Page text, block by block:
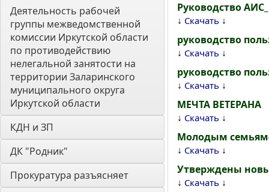
Деятельность рабочей
группы межведомственной
комиссии Иркутской области
по противодействию
нелегальной занятости на
территории Заларинского
муниципального округа
Иркутской области
КДН и ЗП
ДК "Родник"
Прокуратура разъясняет
Руководство
↓ Скачать ↓
руководство
↓ Скачать ↓
руководство
↓ Скачать ↓
МЕЧТА ВЕТЕРАНА
↓ Скачать ↓
Молодым семьям-
↓ Скачать ↓
Утверждены
↓ Скачать ↓